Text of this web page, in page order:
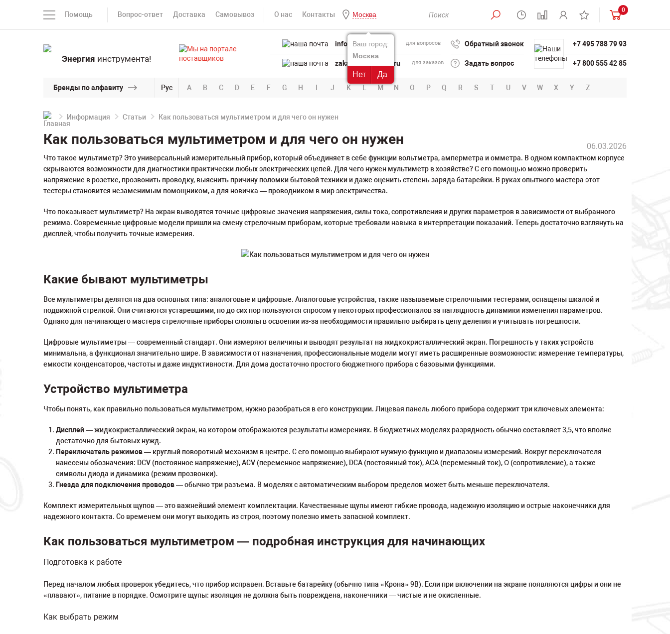
Помощь Вопрос-ответ Доставка Самовывоз О нас Контакты Москва
Ваш город:
Москва
Нет Да
0
Энергия инструмента!
info@powertool.ru для вопросов
zakaz@powertool.ru для заказов
Обратный звонок
Задать вопрос
+7 495 788 79 93
+7 800 555 42 85
Бренды по алфавиту Рус A B C D E F G H I J K L M N O P Q R S T U V W X Y Z
Информация Статьи Как пользоваться мультиметром и для чего он нужен
Как пользоваться мультиметром и для чего он нужен 06.03.2026
Что такое мультиметр? Это универсальный измерительный прибор, который объединяет в себе функции вольтметра, амперметра и омметра. В одном компактном корпусе
скрываются возможности для диагностики практически любых электрических цепей. Для чего нужен мультиметр в хозяйстве? С его помощью можно проверить
напряжение в розетке, прозвонить проводку, выяснить причину поломки бытовой техники и даже оценить степень заряда батарейки. В руках опытного мастера этот
тестеры становится незаменимым помощником, а для новичка — проводником в мир электричества.
Что показывает мультиметр? На экран выводятся точные цифровые значения напряжения, силы тока, сопротивления и других параметров в зависимости от выбранного
режима. Современные цифровые модели пришли на смену стрелочным приборам, которые требовали навыка в интерпретации показаний. Теперь достаточно взглянуть на
дисплей, чтобы получить точные измерения.
Какие бывают мультиметры
Все мультиметры делятся на два основных типа: аналоговые и цифровые. Аналоговые устройства, также называемые стрелочными тестерами, оснащены шкалой и
подвижной стрелкой. Они считаются устаревшими, но до сих пор пользуются спросом у некоторых профессионалов за наглядность динамики изменения параметров.
Однако для начинающего мастера стрелочные приборы сложны в освоении из-за необходимости правильно выбирать цену деления и учитывать погрешности.
Цифровые мультиметры — современный стандарт. Они измеряют величины и выводят результат на жидкокристаллический экран. Погрешность у таких устройств
минимальна, а функционал значительно шире. В зависимости от назначения, профессиональные модели могут иметь расширенные возможности: измерение температуры,
емкости конденсаторов, частоты и даже индуктивности. Для дома достаточно простого бюджетного прибора с базовыми функциями.
Устройство мультиметра
Чтобы понять, как правильно пользоваться мультиметром, нужно разобраться в его конструкции. Лицевая панель любого прибора содержит три ключевых элемента:
Дисплей— жидкокристаллический экран, на котором отображаются результаты измерениях. В бюджетных моделях разрядность обычно составляет 3,5, что вполне
достаточно для бытовых нужд.
Переключатель режимов— круглый поворотный механизм в центре. С его помощью выбирают нужную функцию и диапазоны измерений. Вокруг переключателя
нанесены обозначения: DCV (постоянное напряжение), ACV (переменное напряжение), DCA (постоянный ток), ACA (переменный ток), Ω (сопротивление), а также
символы диода и динамика (режим прозвонки).
Гнезда для подключения проводов— обычно три разъема. В моделях с автоматическим выбором пределов может быть меньше переключателя.
Комплект измерительных щупов — это важнейший элемент комплектации. Качественные щупы имеют гибкие провода, надежную изоляцию и острые наконечники для
надежного контакта. Со временем они могут выходить из строя, поэтому полезно иметь запасной комплект.
Как пользоваться мультиметром — подробная инструкция для начинающих
Подготовка к работе
Перед началом любых проверок убедитесь, что прибор исправен. Вставьте батарейку (обычно типа «Крона» 9В). Если при включении на экране появляются цифры и они не
«плавают», питание в порядке. Осмотрите щупы: изоляция не должна быть повреждена, наконечники — чистые и не окисленные.
Как выбрать режим